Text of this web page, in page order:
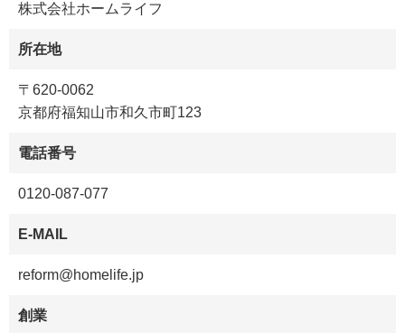
株式会社ホームライフ
所在地
〒620-0062
京都府福知山市和久市町123
電話番号
0120-087-077
E-MAIL
reform@homelife.jp
創業